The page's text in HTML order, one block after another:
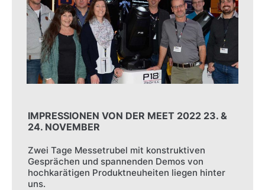
IMPRESSIONEN VON DER MEET 2022 23. &
24. NOVEMBER
Zwei Tage Messetrubel mit konstruktiven
Gesprächen und spannenden Demos von
hochkarätigen Produktneuheiten liegen hinter
uns.